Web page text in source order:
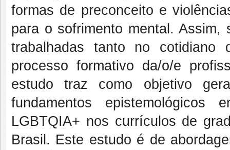
formas de preconceito e
para o sofrimento mental.
trabalhadas tanto no
processo formativo da/o/e
estudo traz como objetivo
fundamentos epistemológicos
LGBTQIA+ nos currículos de
Brasil. Este estudo é de